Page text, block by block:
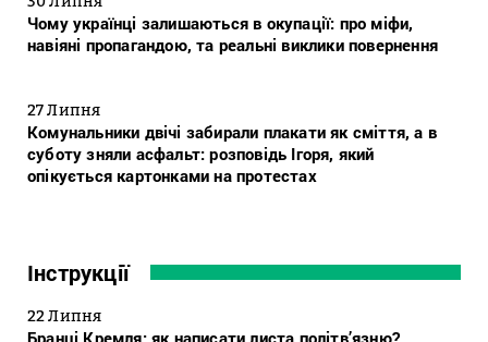
Чому українці залишаються в окупації: про міфи,
навіяні пропагандою, та реальні виклики повернення
27 Липня
Комунальники двічі забирали плакати як сміття, а в
суботу зняли асфальт: розповідь Ігоря, який
опікується картонками на протестах
Інструкції
22 Липня